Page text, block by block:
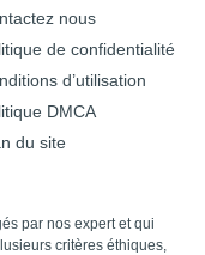
nous
de confidentialité
d’utilisation
DMCA
du site
par nos expert et qui
critères éthiques,